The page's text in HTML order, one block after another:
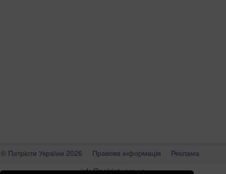
© Патріоти України 2026 Правова інформація
Реклама
info@patrioty.org.ua